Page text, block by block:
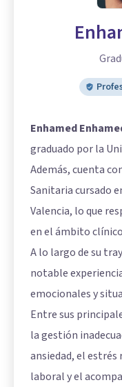
Enhamed
graduado por la
Además, cuenta
Sanitaria cursado
Valencia, lo que
en el ámbito
A lo largo de su
notable
emocionales y
Entre sus
la gestión
ansiedad, el
laboral y el